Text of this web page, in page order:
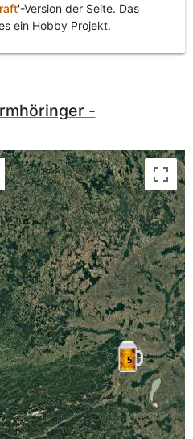
'-Version der Seite. Das
ein Hobby Projekt.
-
5